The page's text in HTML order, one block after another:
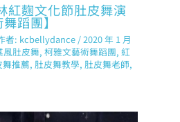
紅麴文化節肚皮舞演
蹈團】
者: kcbellydance /2020 年 1 月
風肚皮舞,柯雅文藝術舞蹈團,紅
舞推薦, 肚皮舞教學, 肚皮舞老師,